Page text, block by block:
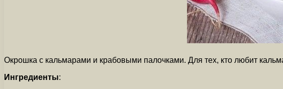
Окрошка с кальмарами и крабовыми палочками. Для тех, кто любит
Ингредиенты: